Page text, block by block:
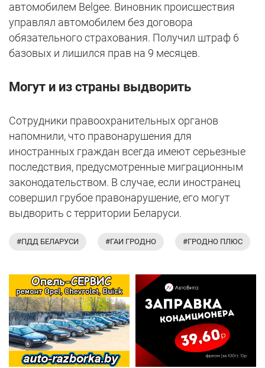
автомобилем Belgee. Виновник происшествия
управлял автомобилем без договора
обязательного страхования. Получил штраф 6
базовых и лишился прав на 9 месяцев.
Могут и из страны выдворить
Сотрудники правоохранительных органов
напомнили, что правонарушения для
иностранных граждан всегда имеют серьезные
последствия, предусмотренные миграционным
законодательством. В случае, если иностранец
совершил грубое правонарушение, его могут
выдворить с территории Беларуси.
#ПДД БЕЛАРУСИ #ГАИ ГРОДНО #ГРОДНО ПЛЮС